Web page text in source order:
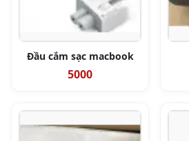
Đầu cắm sạc macbook
5000